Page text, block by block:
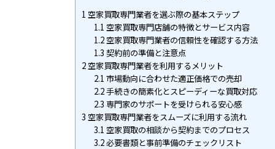
1 空家買取専門業者を選ぶ際の基本ステップ
1.1 空家買取専門店舗の特徴とサービス内容
1.2空家買取専門業者の信頼性を確認する方法
1.3 契約前の準備と注意点
2空家買取専門業者を利用するメリット
2.1 市場動向に合わせた適正価格での売却
2.2手続きの簡素化とスピーディーな買取対応
2.3 専門家のサポートを受けられる安心感
3 空家買取専門業者をスムーズに利用する流れ
3.1 空家買取の相談から契約までのプロセス
3.2必要書類と事前準備のチェックリスト